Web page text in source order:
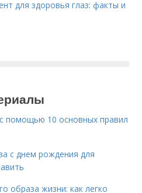
для здоровья глаз: факты и
помощью 10 основных правил
с днем рождения для
образа жизни: как легко